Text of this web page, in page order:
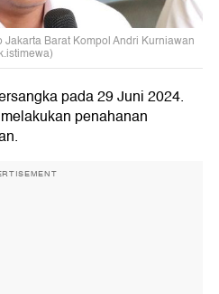
Barat Kompol Andri Kurniawan
pada 29 Juni 2024.
penahanan